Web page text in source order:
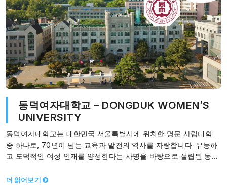
동덕여자대학교 – DONGDUK WOMEN’S
UNIVERSITY
동덕여자대학교는 대한민국 서울특별시에 위치한 명문 사립대학
중 하나로, 70년이 넘는 교육과 발전의 역사를 자랑합니다. 유능하
고 도덕적인 여성 인재를 양성한다는 사명을 바탕으로 설립된 동덕
더 읽어보기